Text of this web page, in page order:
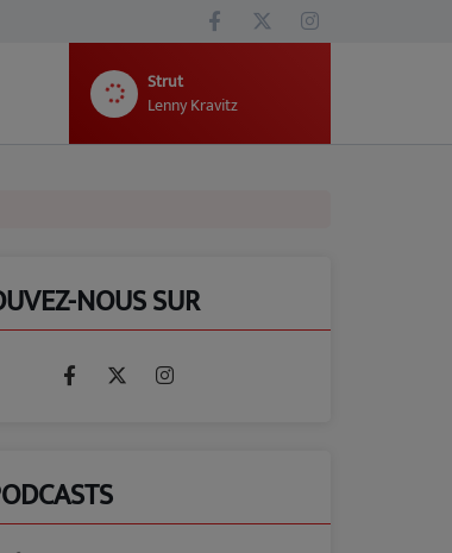
Strut
Lenny Kravitz
NOUS SUR